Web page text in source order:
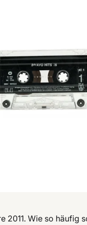
2011. Wie so häufig